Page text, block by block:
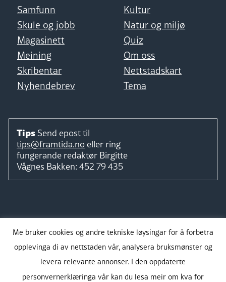
Samfunn
Kultur
Skule og jobb
Natur og miljø
Magasinett
Quiz
Meining
Om oss
Skribentar
Nettstadskart
Nyhendebrev
Tema
Tips Send epost til
tips@framtida.no eller ring
fungerande redaktør Birgitte
Vågnes Bakken: 452 79 435
Me bruker cookies og andre tekniske løysingar for å forbetra
opplevinga di av nettstaden vår, analysera bruksmønster og
levera relevante annonser. I den oppdaterte
personvernerklæringa vår kan du lesa meir om kva for